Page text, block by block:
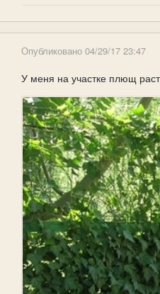
Опубликовано 04/29/17 23:47
У меня на участке плющ